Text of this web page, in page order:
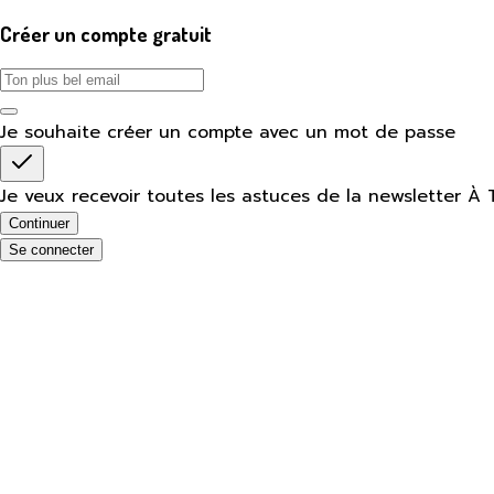
Créer un compte gratuit
Je souhaite créer un compte avec un mot de passe
Je veux recevoir toutes les astuces de la newsletter À
Continuer
Se connecter